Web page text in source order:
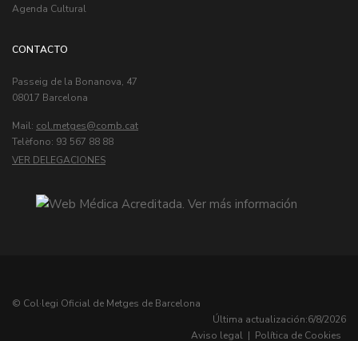
Agenda Cultural
CONTACTO
Passeig de la Bonanova, 47
08017 Barcelona
Mail: col.metges
Telèfono: 93 567 88 88
VER DELEGACIONES
© Col·legi Oficial de Metges de Barcelona
Última actualización:6/8/2026
Aviso legal | Política de Cookies